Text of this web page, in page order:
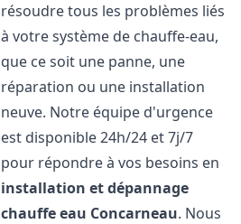
résoudre tous les problèmes liés
à votre système de chauffe-eau,
que ce soit une panne, une
réparation ou une installation
neuve. Notre équipe d'urgence
est disponible 24h/24 et 7j/7
pour répondre à vos besoins en
installation et dépannage
chauffe eau Concarneau. Nous